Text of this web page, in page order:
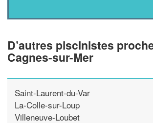
D’autres piscinistes
Cagnes-sur-Mer
Saint-Laurent-du-Var
La-Colle-sur-Loup
Villeneuve-Loubet